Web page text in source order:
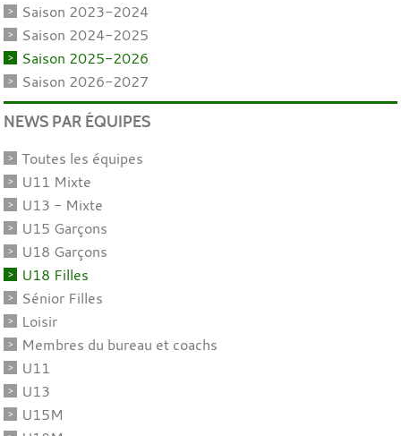
Saison 2023-2024
Saison 2024-2025
Saison 2025-2026
Saison 2026-2027
NEWS PAR ÉQUIPES
Toutes les équipes
U11 Mixte
U13 - Mixte
U15 Garçons
U18 Garçons
U18 Filles
Sénior Filles
Loisir
Membres du bureau et coachs
U11
U13
U15M